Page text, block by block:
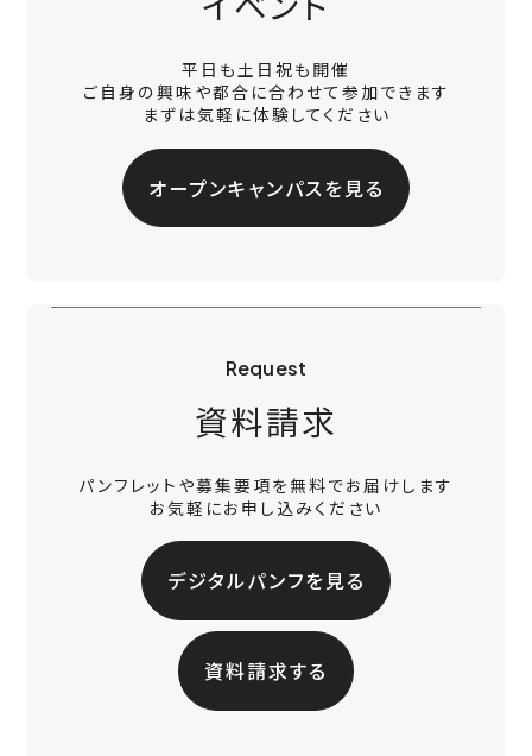
平日も土日祝も開催
ご自身の興味や都合に合わせて参加できます
まずは気軽に体験してください
オープンキャンパスを見る
Request
資料請求
パンフレットや募集要項を無料でお届けします
お気軽にお申し込みください
デジタルパンフを見る
資料請求する